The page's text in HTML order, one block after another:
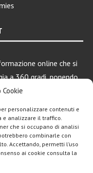
personalizzare contenuti e
e analizzare il traffico.
che si occupano di analisi
combinarle con
Accettando, permetti l’uso
ai cookie consulta la
online che si
a 360 gradi, ponendo
Android, Apple e